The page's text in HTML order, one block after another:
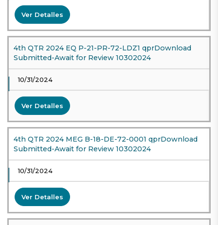
Ver Detalles
4th QTR 2024 EQ P-21-PR-72-LDZ1 qprDownload
Submitted-Await for Review 10302024
10/31/2024
Ver Detalles
4th QTR 2024 MEG B-18-DE-72-0001 qprDownload
Submitted-Await for Review 10302024
10/31/2024
Ver Detalles